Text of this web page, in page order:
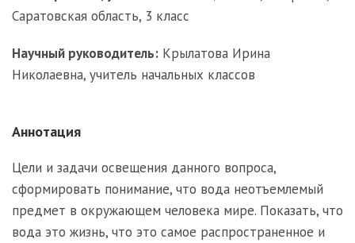
Саратовская область, 3 класс
Научный руководитель: Крылатова Ирина
Николаевна, учитель начальных классов
Аннотация
Цели и задачи освещения данного вопроса,
сформировать понимание, что вода неотъемлемый
предмет в окружающем человека мире. Показать, что
вода это жизнь, что это самое распространенное и